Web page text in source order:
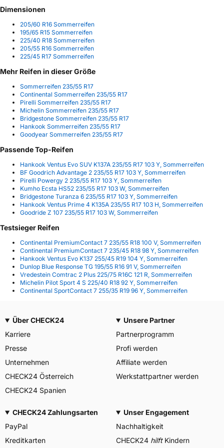
Dimensionen
205/60 R16 Sommerreifen
195/65 R15 Sommerreifen
225/40 R18 Sommerreifen
205/55 R16 Sommerreifen
225/45 R17 Sommerreifen
Mehr Reifen in dieser Größe
Sommerreifen 235/55 R17
Continental Sommerreifen 235/55 R17
Pirelli Sommerreifen 235/55 R17
Michelin Sommerreifen 235/55 R17
Bridgestone Sommerreifen 235/55 R17
Hankook Sommerreifen 235/55 R17
Goodyear Sommerreifen 235/55 R17
Passende Top-Reifen
Hankook Ventus Evo SUV K137A 235/55 R17 103 Y, Sommerreifen
BF Goodrich Advantage 2 235/55 R17 103 Y, Sommerreifen
Pirelli Powergy 2 235/55 R17 103 Y, Sommerreifen
Kumho Ecsta HS52 235/55 R17 103 W, Sommerreifen
Bridgestone Turanza 6 235/55 R17 103 Y, Sommerreifen
Hankook Ventus Prime 4 K135A 235/55 R17 103 H, Sommerreifen
Goodride Z 107 235/55 R17 103 W, Sommerreifen
Testsieger Reifen
Continental PremiumContact 7 235/55 R18 100 V, Sommerreifen
Continental PremiumContact 7 235/45 R18 98 Y, Sommerreifen
Hankook Ventus Evo K137 255/45 R19 104 Y, Sommerreifen
Dunlop Blue Response TG 195/55 R16 91 V, Sommerreifen
Vredestein Comtrac 2 Plus 225/75 R16C 121 R, Sommerreifen
Michelin Pilot Sport 4 S 225/40 R18 92 Y, Sommerreifen
Continental SportContact 7 255/35 R19 96 Y, Sommerreifen
Über CHECK24
Karriere
Presse
Unternehmen
CHECK24 Österreich
CHECK24 Spanien
Unsere Partner
Partnerprogramm
Profi werden
Affiliate werden
Werkstattpartner werden
CHECK24 Zahlungsarten
PayPal
Kreditkarten
Unser Engagement
Nachhaltigkeit
CHECK24 hilftKindern